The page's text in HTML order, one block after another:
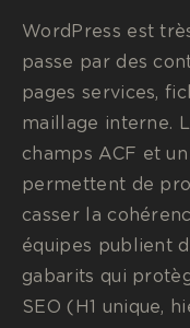
WordPress est
passe par des
pages services,
maillage interne.
champs ACF et
permettent de
casser la
équipes publient
gabarits qui
SEO (H1 unique,